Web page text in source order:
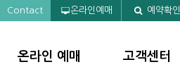
Contact 온라인예매 예약확인
온라인 예매 고객센터